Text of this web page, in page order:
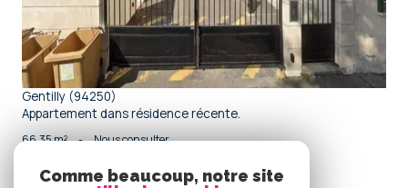
Gentilly (94250)
Appartement dans résidence récente.
66,35 m² - Nous consulter
Comme beaucoup, notre site